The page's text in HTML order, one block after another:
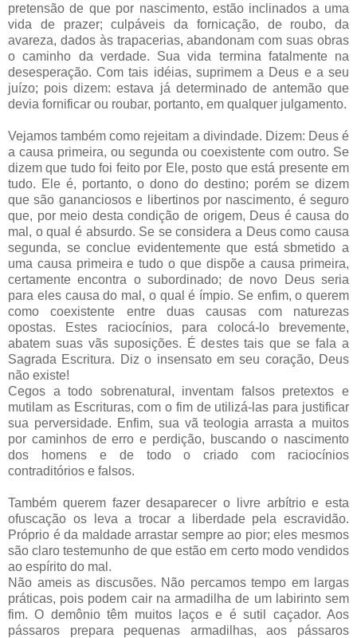
pretensão de que por nascimento, estão inclinados a uma
vida de prazer; culpáveis da fornicação, de roubo, da
avareza, dados às trapacerias, abandonam com suas obras
o caminho da verdade. Sua vida termina fatalmente na
desesperação. Com tais idéias, suprimem a Deus e a seu
juízo; pois dizem: estava já determinado de antemão que
devia fornificar ou roubar, portanto, em qualquer julgamento.
Vejamos também como rejeitam a divindade. Dizem: Deus é
a causa primeira, ou segunda ou coexistente com outro. Se
dizem que tudo foi feito por Ele, posto que está presente em
tudo. Ele é, portanto, o dono do destino; porém se dizem
que são gananciosos e libertinos por nascimento, é seguro
que, por meio desta condição de origem, Deus é causa do
mal, o qual é absurdo. Se se considera a Deus como causa
segunda, se conclue evidentemente que está sbmetido a
uma causa primeira e tudo o que dispõe a causa primeira,
certamente encontra o subordinado; de novo Deus seria
para eles causa do mal, o qual é ímpio. Se enfim, o querem
como coexistente entre duas causas com naturezas
opostas. Estes raciocínios, para colocá-lo brevemente,
abatem suas vãs suposições. É destes tais que se fala a
Sagrada Escritura. Diz o insensato em seu coração, Deus
não existe!
Cegos a todo sobrenatural, inventam falsos pretextos e
mutilam as Escrituras, com o fim de utilizá-las para justificar
sua perversidade. Enfim, sua vã teologia arrasta a muitos
por caminhos de erro e perdição, buscando o nascimento
dos homens e de todo o criado com raciocínios
contraditórios e falsos.
Também querem fazer desaparecer o livre arbítrio e esta
ofuscação os leva a trocar a liberdade pela escravidão.
Próprio é da maldade arrastar sempre ao pior; eles mesmos
são claro testemunho de que estão em certo modo vendidos
ao espírito do mal.
Não ameis as discusões. Não percamos tempo em largas
práticas, pois podem cair na armadilha de um labirinto sem
fim. O demônio têm muitos laços e é sutil caçador. Aos
pássaros prepara pequenas armadilhas, aos pássaros